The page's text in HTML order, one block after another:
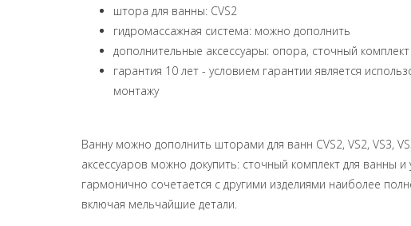
штора для ванны: CVS2
гидромассажная система: можно дополнить
дополнительные аксессуары: опора, сточный
гарантия 10 лет - условием гарантии является
монтажу
Ванну можно дополнить шторами для ванн CVS2, VS2, VS3,
аксессуаров можно докупить: сточный комплект для ванны
гармонично сочетается с другими изделиями наиболее
включая мельчайшие детали.